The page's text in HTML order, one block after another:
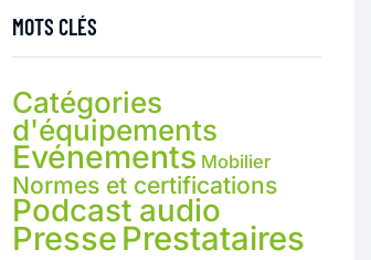
MOTS CLÉS
Catégories
d'équipements
Evénements Mobilier
Normes et certifications
Podcast audio
Presse Prestataires